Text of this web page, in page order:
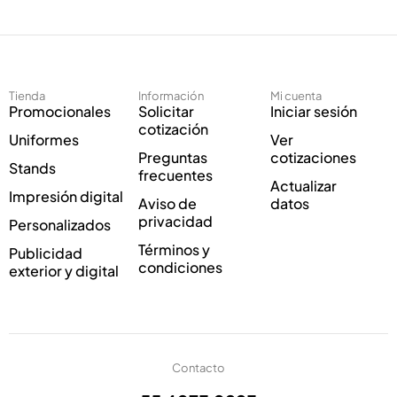
c
ó
n
c
o
c
n
i
c
o
*
Tienda
Promocionales
Uniformes
Stands
Impresión digital
Personalizados
Publicidad
exterior y digital
Información
Solicitar
cotización
Preguntas
frecuentes
Aviso de
privacidad
Términos y
condiciones
Mi cuenta
Iniciar sesión
Ver
cotizaciones
Actualizar
datos
Contacto